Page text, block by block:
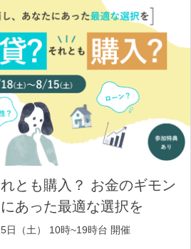
とも購入？ お金のギモン
あった最適な選択を
日（土） 10時~19時台 開催